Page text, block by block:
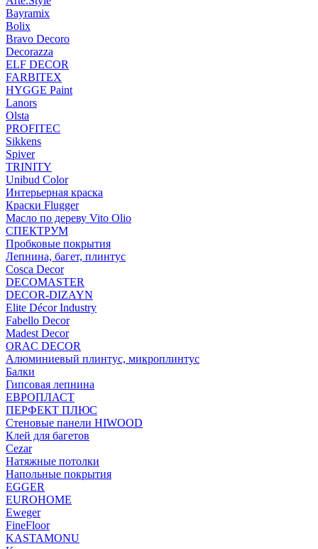
Bayramix
Bolix
Bravo Decoro
Decorazza
ELF DECOR
FARBITEX
HYGGE Paint
Lanors
Olsta
PROFITEC
Sikkens
Spiver
TRINITY
Unibud Color
Интерьерная краска
Краски Flugger
Масло по дереву Vito Olio
СПЕКТРУМ
Пробковые покрытия
Лепнина, багет, плинтус
Cosca Decor
DECOMASTER
DECOR-DIZAYN
Elite Décor Industry
Fabello Decor
Madest Decor
ORAC DECOR
Алюминиевый плинтус, микроплинтус
Балки
Гипсовая лепнина
ЕВРОПЛАСТ
ПЕРФЕКТ ПЛЮС
Стеновые панели HIWOOD
Клей для багетов
Cezar
Натяжные потолки
Напольные покрытия
EGGER
EUROHOME
Eweger
FineFloor
KASTAMONU